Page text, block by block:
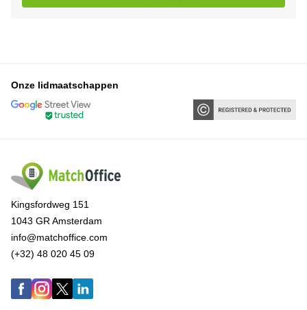
Onze lidmaatschappen
Kingsfordweg 151
1043 GR Amsterdam
info@matchoffice.com
(+32) 48 020 45 09